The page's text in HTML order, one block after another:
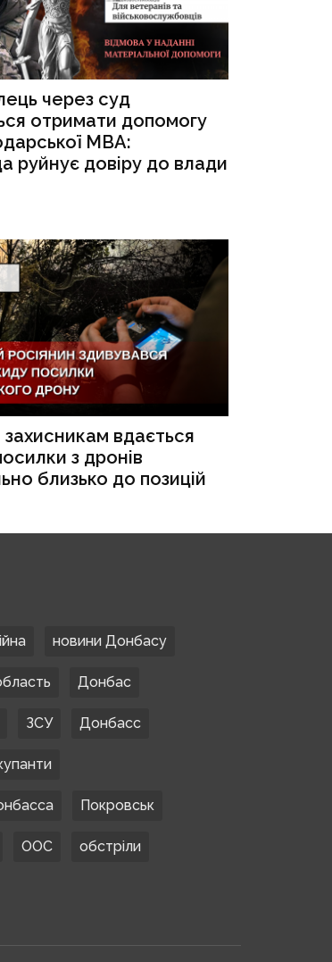
через суд
отримати допомогу
МВА:
руйнує довіру до влади
вдається
з дронів
близько до позицій
новини Донбасу
Донбас
ЗСУ Донбасс
Покровськ
ООС обстріли